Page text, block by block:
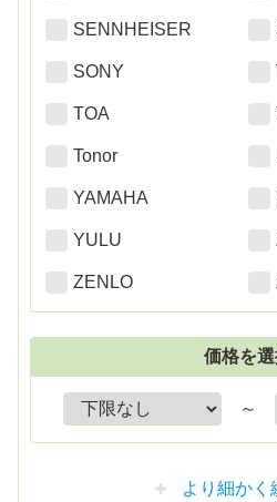
SENNHEISER
SONY
TOA
Tonor
YAMAHA
YULU
ZENLO
価格を選
～
より細かく